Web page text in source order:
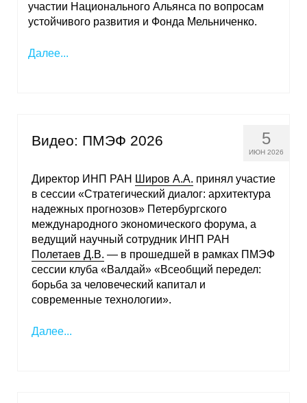
участии Национального Альянса по вопросам
устойчивого развития и Фонда Мельниченко.
Далее...
5
ИЮН 2026
Видео: ПМЭФ 2026
Директор ИНП РАН Широв А.А. принял участие
в сессии «Стратегический диалог: архитектура
надежных прогнозов» Петербургского
международного экономического форума, а
ведущий научный сотрудник ИНП РАН
Полетаев Д.В. — в прошедшей в рамках ПМЭФ
сессии клуба «Валдай» «Всеобщий передел:
борьба за человеческий капитал и
современные технологии».
Далее...